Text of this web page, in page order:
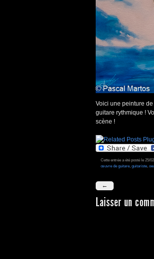
Voici une peinture
guitare rythmique !
scène !
Cette entrée a été posté le 25/
œuvre de guitare guitariste
←
Laisser un